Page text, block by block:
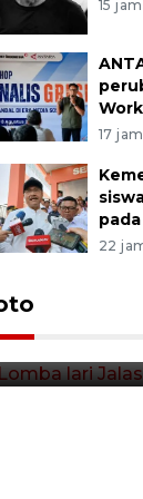
15
17
22
Lomba lari
2026